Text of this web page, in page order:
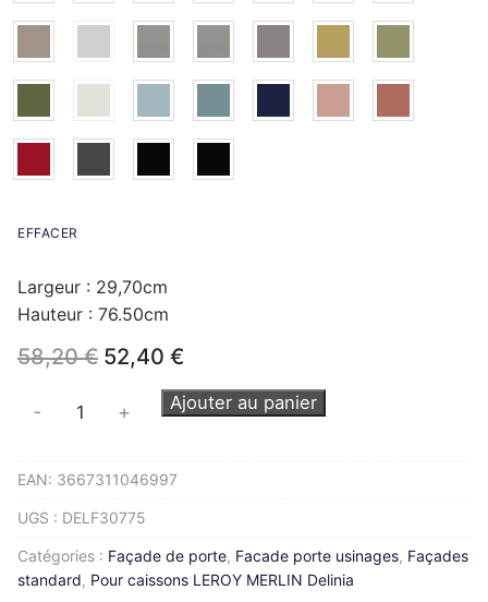
EFFACER
Largeur : 29,70cm
Hauteur : 76.50cm
58,20€ Le
prix
était :
52,40 €
actuel
est :
quantité
DELINIA
L30H77cm
- + Ajouter au panier
EAN: 3667311046997
UGS : DELF30775
Catégories : Façade de porte, Facade porte usinages, Façades
standard, Pour caissons LEROY MERLIN Delinia